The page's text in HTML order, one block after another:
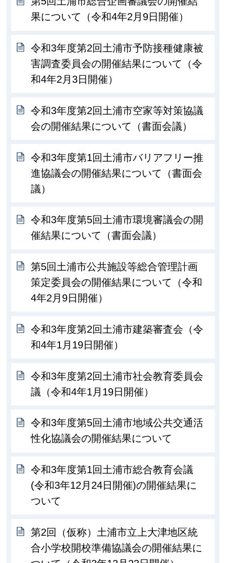
果について（令和4年2月9日開催）
令和3年度第2回土浦市予防接種健康被
害調査委員会の開催結果について（令
和4年2月3日開催）
令和3年度第2回土浦市空家等対策協議
会の開催結果について（書面会議）
令和3年度第1回土浦市バリアフリー推
進協議会の開催結果について（書面会
議）
令和3年度第5回土浦市環境審議会の開
催結果について（書面会議）
第5回土浦市公共施設等総合管理計画
策定委員会の開催結果について（令和
4年2月9日開催）
令和3年度第2回土浦市建築審査会（令
和4年1月19日開催）
令和3年度第2回土浦市社会教育委員会
議（令和4年1月19日開催）
令和3年度第5回土浦市地域公共交通活
性化協議会の開催結果について
令和3年度第1回土浦市総合教育会議
(令和3年12月24日開催)の開催結果に
ついて
第2回（仮称）土浦市立上大津地区統
合小学校開校準備協議会の開催結果に